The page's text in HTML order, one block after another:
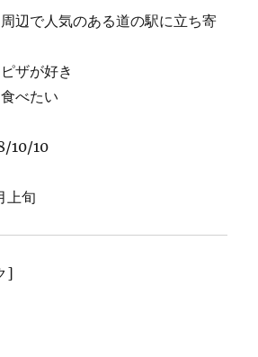
辺で人気のある道の駅に立ち寄
ザが好き
べたい
10/10
上旬
]